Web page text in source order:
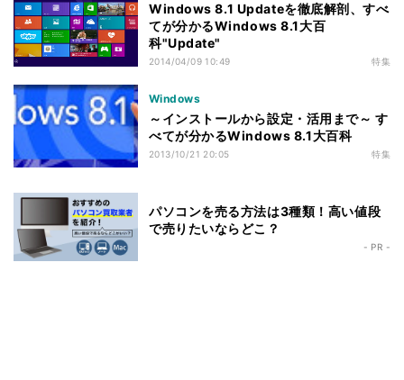
Windows 8.1 Updateを徹底解剖、すべ
てが分かるWindows 8.1大百
科"Update"
2014/04/09 10:49 特集
Windows
～インストールから設定・活用まで～ す
べてが分かるWindows 8.1大百科
2013/10/21 20:05 特集
パソコンを売る方法は3種類！高い値段
で売りたいならどこ？
- PR -